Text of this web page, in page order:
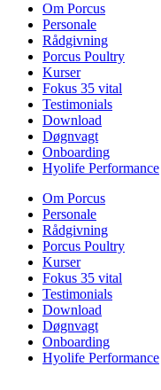
Om Porcus
Personale
Rådgivning
Porcus Poultry
Kurser
Fokus 35 vital
Testimonials
Download
Døgnvagt
Onboarding
Hyolife Performance
Om Porcus
Personale
Rådgivning
Porcus Poultry
Kurser
Fokus 35 vital
Testimonials
Download
Døgnvagt
Onboarding
Hyolife Performance